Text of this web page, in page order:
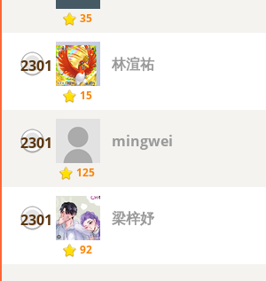
35
2301
15
林渲祐
2301
125
mingwei
2301
92
梁梓妤